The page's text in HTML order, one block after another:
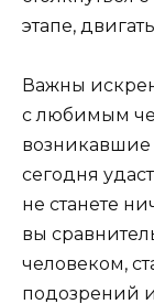
этапе,
Важны
с любимым
сегодня
не станете
вы
человеком,
подозрений